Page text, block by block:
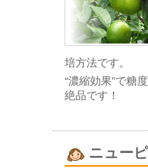
培方法です。
“濃縮効果”で糖
絶品です！
ニュー